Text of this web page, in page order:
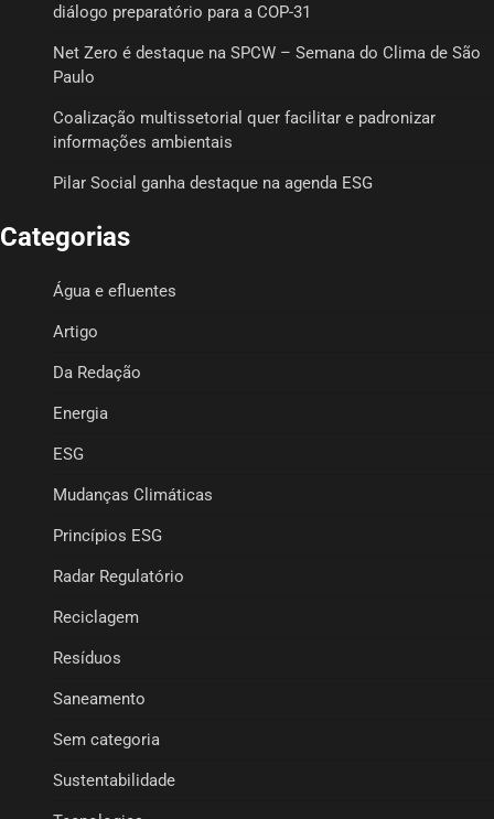
diálogo preparatório para a COP-31
Net Zero é destaque na SPCW – Semana do Clima de São
Paulo
Coalização multissetorial quer facilitar e padronizar
informações ambientais
Pilar Social ganha destaque na agenda ESG
Categorias
Água e efluentes
Artigo
Da Redação
Energia
ESG
Mudanças Climáticas
Princípios ESG
Radar Regulatório
Reciclagem
Resíduos
Saneamento
Sem categoria
Sustentabilidade